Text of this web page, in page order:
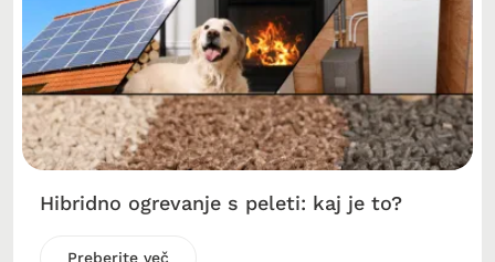
Hibridno ogrevanje s peleti: kaj je to?
Preberite več